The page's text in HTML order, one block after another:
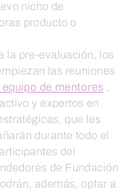
nicho de
producto o
la pre-evaluación, los
las reuniones
equipo de mentores ,
y expertos en
que les
durante todo el
del
de Fundación
además, optar a